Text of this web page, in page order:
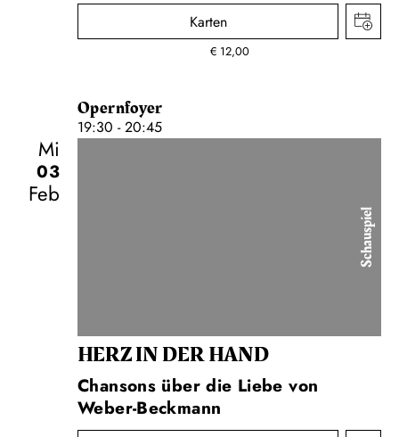
Karten
€ 12,00
Opernfoyer
19:30 - 20:45
Mi
03
Feb
Schauspiel
HERZ IN DER HAND
Chansons über die Liebe von
Weber-Beckmann